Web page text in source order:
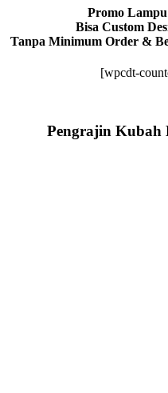
Promo
Bisa Custom
Tanpa Minimum Order &
[wpcdt-
Pengrajin Kubah